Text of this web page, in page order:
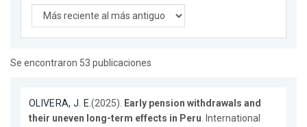
Se encontraron 53 publicaciones
OLIVERA, J. E.(2025). Early pension withdrawals and
their uneven long-term effects in Peru. International